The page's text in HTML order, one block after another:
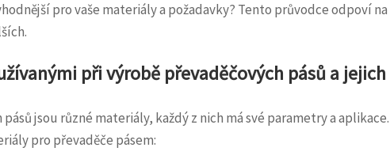
pro vaše materiály a požadavky? Tento průvodce odpoví na
při výrobě převaděčových pásů a jejich
jsou různé materiály, každý z nich má své parametry a aplikace.
pro převaděče pásem: